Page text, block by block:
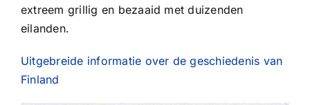
extreem grillig en bezaaid met duizenden
eilanden.
Uitgebreide informatie over de geschiedenis van
Finland